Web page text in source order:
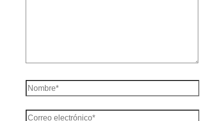
Nombre*
Correo